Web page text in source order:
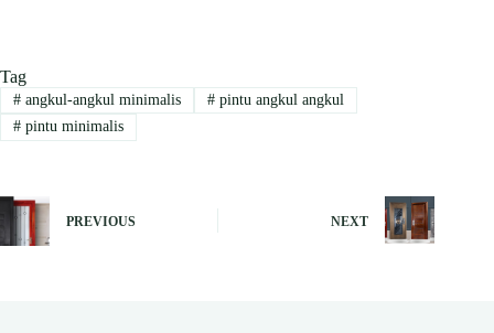
Tag
#angkul-angkul minimalis #pintu angkul angkul
#pintu minimalis
PREVIOUS NEXT